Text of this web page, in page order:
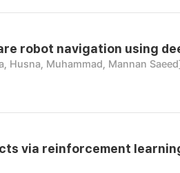
robot navigation using
Husna, Muhammad, Mannan
via reinforcement